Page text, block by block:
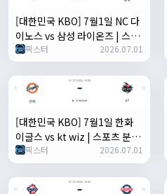
[대한민국 KBO] 7월1일 NC 다
이노스 vs 삼성 라이온즈 | 스포
츠 분석 무료 중계 토친놈
픽스터 2026.07.01
[대한민국 KBO] 7월1일 한화
이글스 vs kt wiz | 스포츠 분석
무료 중계 토친놈
픽스터 2026.07.01